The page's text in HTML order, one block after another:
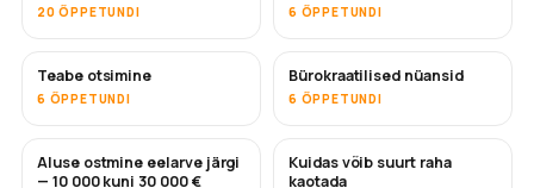
20 ÕPPETUNDI 6 ÕPPETUNDI
Teabe otsimine
6 ÕPPETUNDI
Bürokraatilised nüansid
6 ÕPPETUNDI
TULEMAS
Aluse ostmine eelarve järgi
— 10 000 kuni 30 000 €
TULEMAS
Kuidas võib suurt raha
kaotada